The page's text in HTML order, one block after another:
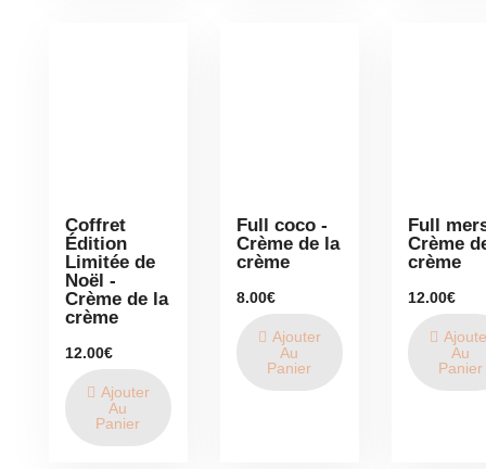
Coffret
Édition
Limitée de
Noël -
Crème de la
crème
12.00€
Ajouter
Au
Panier
Full coco -
Crème de la
crème
8.00€
Ajouter
Au
Panier
Full
Crème
crème
12.00€
Au
Panier